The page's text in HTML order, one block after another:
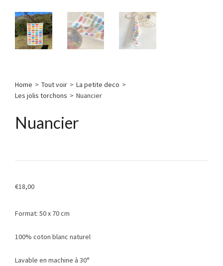
Home > Tout voir > La petite deco >
Les jolis torchons > Nuancier
Nuancier
€18,00
Format: 50 x 70 cm
100% coton blanc naturel
Lavable en machine à 30°